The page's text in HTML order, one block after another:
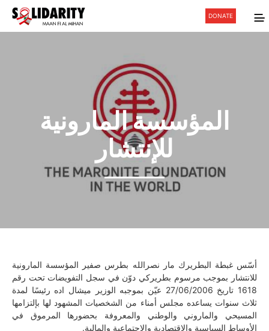
DONATE
المؤسسة المارونية
للإنتشار
أسّس غبطة البطريرك مار نصرالله بطرس صفير المؤسسة المارونية
للانتشار بموجب مرسوم بطريركي دوّن في سجل التفويضات تحت رقم
1618 تاريخ 27/06/2006 عيّن بموجبه الوزير ميشال اده رئيسًا لمدة
ثلاث سنوات يساعده مجلس أمناء من الشخصيات المشهود لها بإلتزامها
المسيحي والماروني والوطني والمعروفة بحضورها المرموق في
الأوساط السياسية والاقتصادية والاجتماعية والمالية.